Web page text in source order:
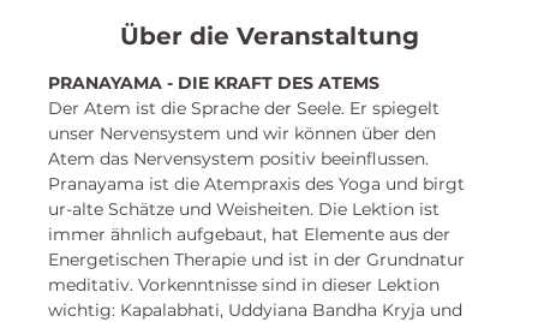
Über die Veranstaltung
PRANAYAMA - DIE KRAFT DES ATEMS
Der Atem ist die Sprache der Seele. Er spiegelt
unser Nervensystem und wir können über den
Atem das Nervensystem positiv beeinflussen.
Pranayama ist die Atempraxis des Yoga und birgt
ur-alte Schätze und Weisheiten. Die Lektion ist
immer ähnlich aufgebaut, hat Elemente aus der
Energetischen Therapie und ist in der Grundnatur
meditativ. Vorkenntnisse sind in dieser Lektion
wichtig: Kapalabhati, Uddyiana Bandha Kryja und